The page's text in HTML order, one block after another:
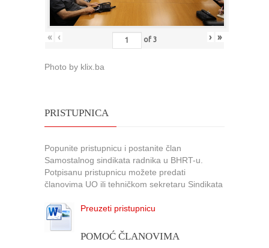
« ‹ of 3 › »
Photo by klix.ba
PRISTUPNICA
Popunite pristupnicu i postanite član
Samostalnog sindikata radnika u BHRT-u.
Potpisanu pristupnicu možete predati
članovima UO ili tehničkom sekretaru Sindikata
Preuzeti pristupnicu
POMOĆ ČLANOVIMA